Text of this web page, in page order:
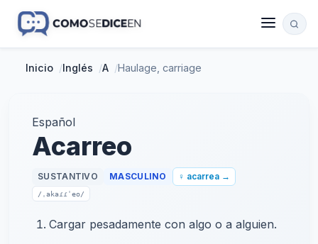
Inicio /Inglés /A /Haulage, carriage
Español
Acarreo
SUSTANTIVO MASCULINO ♀ acarrea →
/ˌakaɾɾˈeo/
Cargar pesadamente con algo o a alguien.